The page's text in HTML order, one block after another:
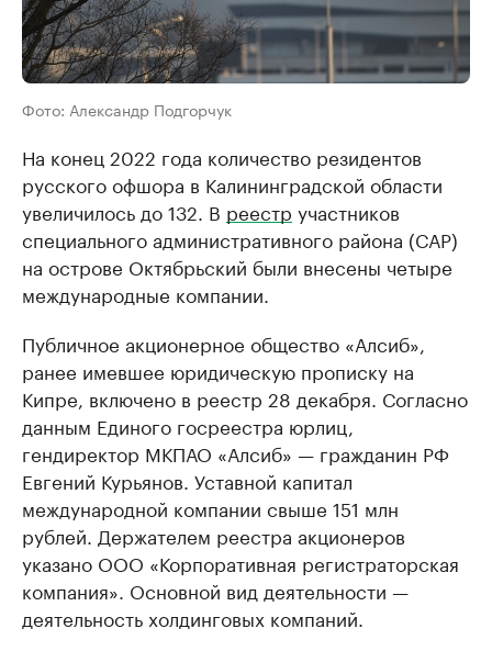
Фото: Александр Подгорчук
На конец 2022 года количество резидентов
русского офшора в Калининградской области
увеличилось до 132. В реестр участников
специального административного района (САР)
на острове Октябрьский были внесены четыре
международные компании.
Публичное акционерное общество «Алсиб»,
ранее имевшее юридическую прописку на
Кипре, включено в реестр 28 декабря. Согласно
данным Единого госреестра юрлиц,
гендиректор МКПАО «Алсиб» — гражданин РФ
Евгений Курьянов. Уставной капитал
международной компании свыше 151 млн
рублей. Держателем реестра акционеров
указано ООО «Корпоративная регистраторская
компания». Основной вид деятельности —
деятельность холдинговых компаний.